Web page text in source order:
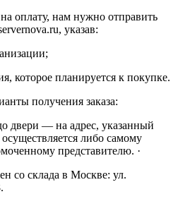
оплату, нам нужно отправить
указав:
которое планируется к покупке.
получения заказа:
двери — на адрес, указанный
либо самому
представителю. ·
со склада в Москве: ул.